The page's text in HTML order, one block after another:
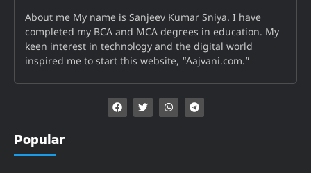
About me My name is Sanjeev Kumar Sniya. I have
completed my BCA and MCA degrees in education. My
keen interest in technology and the digital world
inspired me to start this website, “Aajvani.com.”
Popular